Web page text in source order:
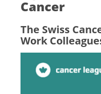
Vai al sito della
Cancer
The Swiss
Work